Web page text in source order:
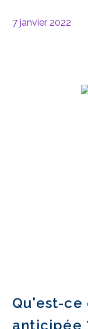
7 janvier 2022
Qu'est-
anticipée